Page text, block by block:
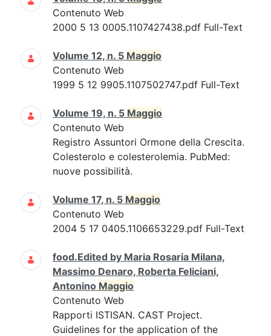
Contenuto Web
2000 5 13 0005.1107427438.pdf Full-Text
Volume 12, n. 5 Maggio
Contenuto Web
1999 5 12 9905.1107502747.pdf Full-Text
Volume 19, n. 5 Maggio
Contenuto Web
Registro Assuntori Ormone della Crescita.
Colesterolo e colesterolemia. PubMed:
nuove possibilità.
Volume 17, n. 5 Maggio
Contenuto Web
2004 5 17 0405.1106653229.pdf Full-Text
food.Edited by Maria Rosaria Milana,
Massimo Denaro, Roberta Feliciani,
Antonino Maggio
Contenuto Web
Rapporti ISTISAN. CAST Project.
Guidelines for the application of the